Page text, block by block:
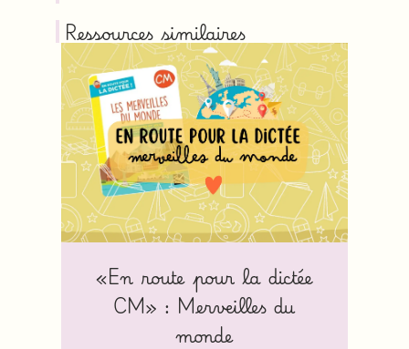
Ressources similaires
«En route pour la dictée
CM» : Merveilles du
monde